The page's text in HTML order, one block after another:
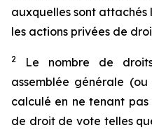
auxquelles sont attachés
les actions privées de
2
Le nombre de
assemblée générale
calculé en ne tenant
de droit de vote telles